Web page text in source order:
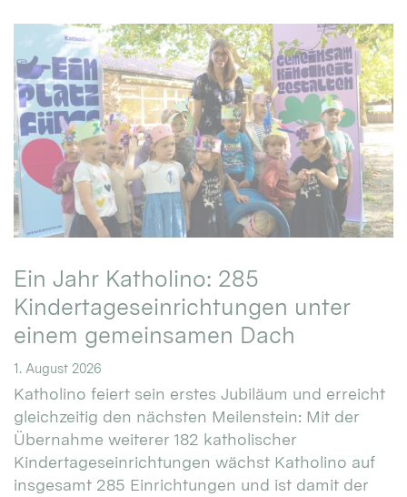
Ein Jahr Katholino: 285
Kindertageseinrichtungen unter
einem gemeinsamen Dach
1. August 2026
Katholino feiert sein erstes Jubiläum und erreicht
gleichzeitig den nächsten Meilenstein: Mit der
Übernahme weiterer 182 katholischer
Kindertageseinrichtungen wächst Katholino auf
insgesamt 285 Einrichtungen und ist damit der